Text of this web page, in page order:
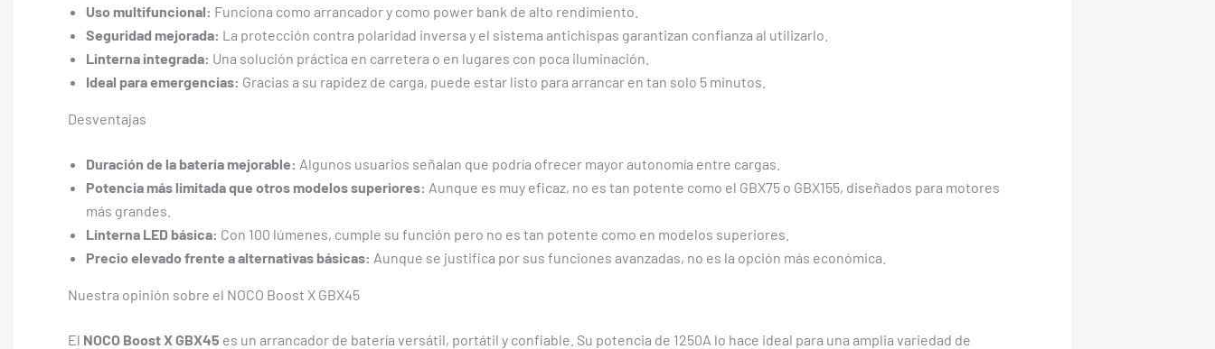
Uso multifuncional: Funciona como arrancador y como power bank de alto rendimiento.
Seguridad mejorada: La protección contra polaridad inversa y el sistema antichispas garantizan confianza al utilizarlo.
Linterna integrada: Una solución práctica en carretera o en lugares con poca iluminación.
Ideal para emergencias: Gracias a su rapidez de carga, puede estar listo para arrancar en tan solo 5 minutos.
Desventajas
Duración de la batería mejorable: Algunos usuarios señalan que podría ofrecer mayor autonomía entre cargas.
Potencia más limitada que otros modelos superiores: Aunque es muy eficaz, no es tan potente como el GBX75 o GBX155, diseñados para motores
más grandes.
Linterna LED básica: Con 100 lúmenes, cumple su función pero no es tan potente como en modelos superiores.
Precio elevado frente a alternativas básicas: Aunque se justifica por sus funciones avanzadas, no es la opción más económica.
Nuestra opinión sobre el NOCO Boost X GBX45
El NOCO Boost X GBX45 es un arrancador de batería versátil, portátil y confiable. Su potencia de 1250A lo hace ideal para una amplia variedad de